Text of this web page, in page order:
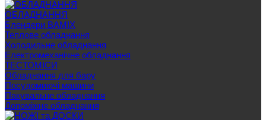
ОБЛАДНАННЯ
Блендери BAMIX
Теплове обладнання
Холодильне обладнання
Електромеханічне обладнання
ТЕСТОМІСИ
Обладнання для бару
Посудомиючі машини
Пакувальне обладнання
Допоміжне обладнання